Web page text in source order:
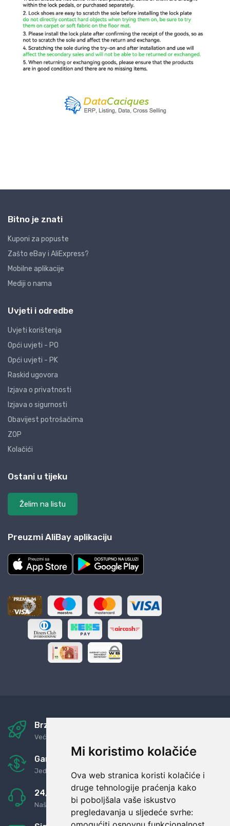
Mi koristimo kolačiće
Ova web stranica koristi kolačiće i
druge tehnologije praćenja kako
bi poboljšala vaše iskustvo
pregledavanja u sljedeće svrhe:
Bitno je znati
Kuponi za popuste
Zašto eBay i AliExpress?
Mobilne aplikacije
Mediji o nama
Uvjeti i odredbe
Uvjeti korištenja
Opći uvjeti - PO
Opći uvjeti - PK
Raskid ugovora
Izjava o privatnosti
Izjava o sigurnosti
Obavijest potrošačima
ZOP
Kolačići
Ostani u tijeku
Želim na listu
Preuzmi AliBay aplikaciju
Brza i sigurna dostava
Već za nekoliko dana kod vas
Garancija u povrat novaca
Jednostavno pravilo: Roba za novac
24/7 odlična podrška
Naši agenti uvijek na raspolaganju